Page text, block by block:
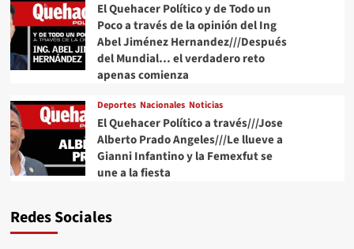
El Quehacer Político y de Todo un
Poco a través de la opinión del Ing
Abel Jiménez Hernandez///Después
del Mundial… el verdadero reto
apenas comienza
Deportes Nacionales Noticias
El Quehacer Político a través///Jose
Alberto Prado Angeles///Le llueve a
Gianni Infantino y la Femexfut se
une a la fiesta
Redes Sociales